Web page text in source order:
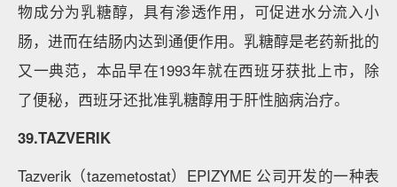
物成分为乳糖醇，具有渗透作用，可促进水分流入小
肠，进而在结肠内达到通便作用。乳糖醇是老药新批的
又一典范，本品早在1993年就在西班牙获批上市，除
了便秘，西班牙还批准乳糖醇用于肝性脑病治疗。
39.TAZVERIK
Tazverik（tazemetostat）EPIZYME 公司开发的一种表